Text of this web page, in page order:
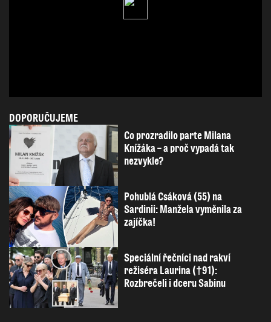
DOPORUČUJEME
Co prozradilo parte Milana
Knížáka – a proč vypadá tak
nezvykle?
Pohublá Csáková (55) na
Sardinii: Manžela vyměnila za
zajíčka!
Speciální řečníci nad rakví
režiséra Laurina (†91):
Rozbrečeli i dceru Sabinu